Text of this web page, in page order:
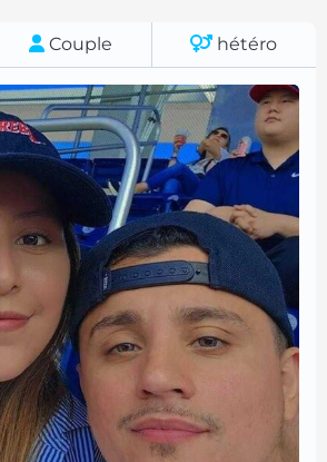
Couple hétéro